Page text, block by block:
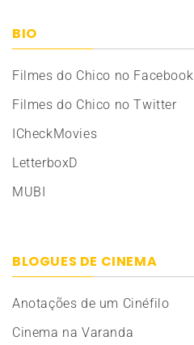
BIO
Filmes do Chico no Facebook
Filmes do Chico no Twitter
ICheckMovies
LetterboxD
MUBI
BLOGUES DE CINEMA
Anotações de um Cinéfilo
Cinema na Varanda